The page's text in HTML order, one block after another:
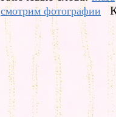
смотрим фотографии